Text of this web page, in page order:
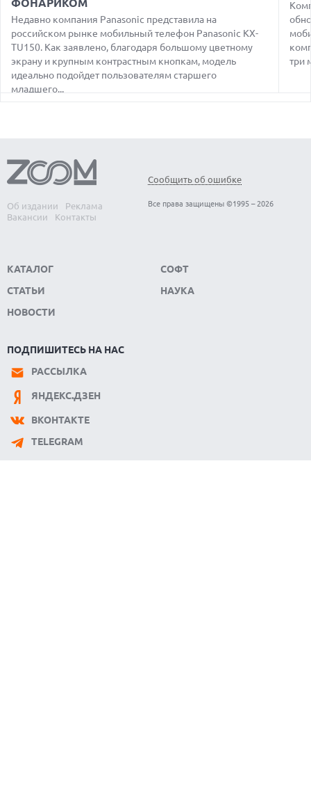
ПОВТОРИТ УСПЕХ ЛЕГЕНДАРНЫХ МОДЕЛЕЙ КОМПАНИИ
07.08.2026
OPENAI УБРАЛА ОГРАНИЧЕНИЯ НА ТЕКСТОВЫЕ ЧАТЫ ДЛЯ
ВСЕХ ПОЛЬЗОВАТЕЛЕЙ CHATGPT
08.08.2026
ANTHROPIC РАЗРАБАТЫВАЕТ СОБСТВЕННЫЕ ЧИПЫ ДЛЯ ИИ
08.08.2026
SUNO ВНЕДРЯЕТ ВОДЯНЫЕ ЗНАКИ ДЛЯ AI-ТРЕКОВ НА
ФОНЕ СУДЕБНЫХ РАЗБИРАТЕЛЬСТВ
ФОНАРИКОМ
Недавно компания Panasonic представила на
российском рынке мобильный телефон Panasonic KX-
TU150. Как заявлено, благодаря большому цветному
экрану и крупным контрастным кнопкам, модель
идеально подойдет пользователям старшего
младшего...
три
Об издании
Реклама
Вакансии
Контакты
Сообщить об ошибке
Все права защищены ©1995 – 2026
КАТАЛОГ
СТАТЬИ
НОВОСТИ
СОФТ
НАУКА
ПОДПИШИТЕСЬ НА НАС
РАССЫЛКА
ЯНДЕКС.ДЗЕН
ВКОНТАКТЕ
TELEGRAM